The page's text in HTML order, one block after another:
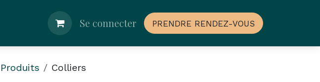
Nos Conseils Se connecter PRENDRE RENDEZ-VOUS
Produits Colliers